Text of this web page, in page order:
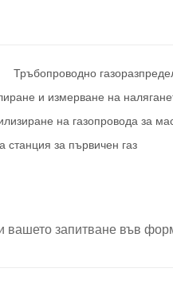
Тръбопроводно
и измерване на
на газопровода за
станция за първичен газ
вашето запитване във